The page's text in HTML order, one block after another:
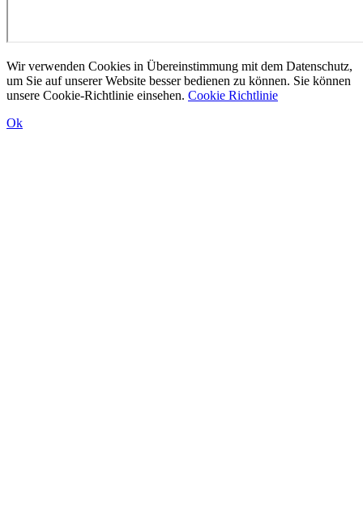
Wir verwenden Cookies in Übereinstimmung mit dem Datenschutz,
um Sie auf unserer Website besser bedienen zu können. Sie können
unsere Cookie-Richtlinie einsehen. Cookie Richtlinie
Ok